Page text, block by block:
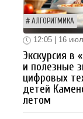
АЛГОРИТМИКА
12:05 | 16
Экскурсия в
и полезные
цифровых
детей
летом